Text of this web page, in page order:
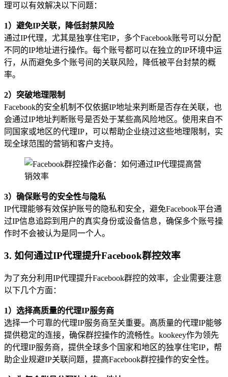
理可以有效解决以下问题：
1）避免IP关联，降低封禁风险
通过IP代理，尤其是独享住宅IP，多个Facebook账号可以分配
不同的IP地址进行操作。每个账号都可以在独立的IP环境中运
行，从而避免多个账号间的关联风险，降低被平台封禁的概
率。
2）突破地理限制
Facebook的安全机制不仅依据IP地址来判断是否存在关联，也
会通过IP地址判断账号是否处于某些高风险地区。使用来自不
同国家或地区的代理IP，可以帮助企业绕过这些地理限制，实
现全球范围的营销和客户支持。
3）确保账号的安全性与隐私
IP代理能够有效保护账号的隐私和安全，避免Facebook平台通
过IP信息追踪到用户的真实身份或设备信息，确保多个账号操
作时不会被认为是同一个人。
3. 如何通过IP代理提升Facebook群控效率
为了充分利用IP代理提升Facebook群控的效率，企业需要注意
以下几个方面：
1）选择高质量的代理IP服务商
选择一个可靠的代理IP服务商至关重要。高质量的代理IP能够
提供稳定的连接，确保群控操作的流畅性。kookeey作为领先
的代理IP服务商，提供全球多个国家和地区的独享住宅IP，帮
助企业规避IP关联问题，提高Facebook群控操作的安全性。